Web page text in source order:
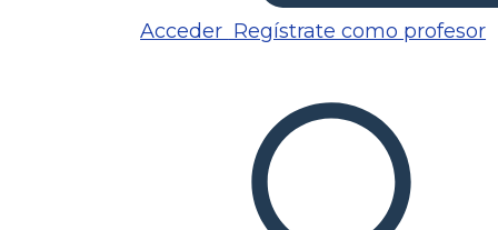
Acceder Regístrate como profesor